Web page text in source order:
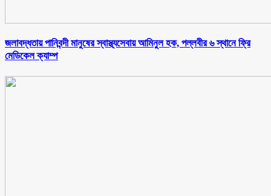
জলাবদ্ধতায় পানিবন্দী মানুষের স্বাস্থ্যসেবায় আমিনুল হক, পল্লবীর ৬ স্থানে ফ্রি
মেডিকেল ক্যাম্প